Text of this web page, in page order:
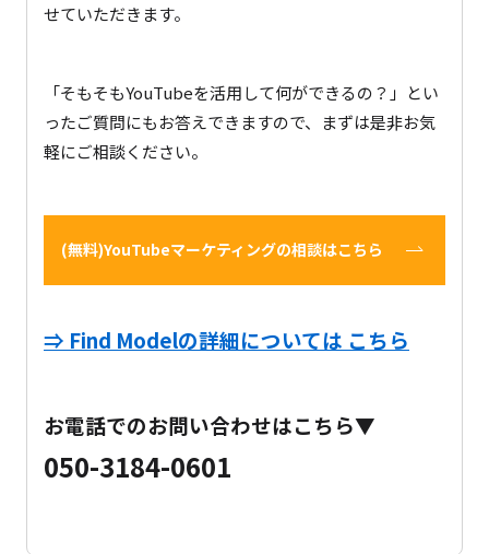
せていただきます。
「そもそもYouTubeを活用して何ができるの？」とい
ったご質問にもお答えできますので、まずは是非お気
軽にご相談ください。
(無料)YouTubeマーケティングの相談はこちら
⇒ Find Modelの詳細については こちら
お電話でのお問い合わせはこちら▼
050-3184-0601